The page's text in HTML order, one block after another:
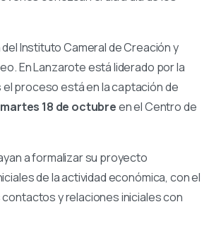
Instituto Cameral de Creación y
En Lanzarote está liderado por la
proceso está en la captación de
18 de octubreen el Centro de
a formalizar su proyecto
de la actividad económica, con el
y relaciones iniciales con